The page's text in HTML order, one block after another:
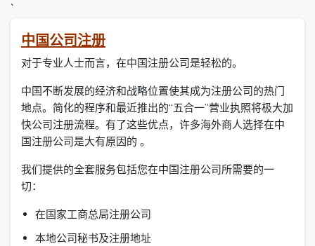
`
中国公司注册
对于专业人士而言，在中国注册公司是轻松的。
中国不断发展的经济和战略位置使其成为注册公司的热门
地点。简化的程序和最近推出的“五合一”营业执照将极大加
快公司注册流程。有了这些优点，许多海外商人选择在中
国注册公司是大有原因的 。
我们提供的全套服务包括您在中国注册公司所需要的一
切：
在国家工商总局注册公司
本地公司秘书及注册地址